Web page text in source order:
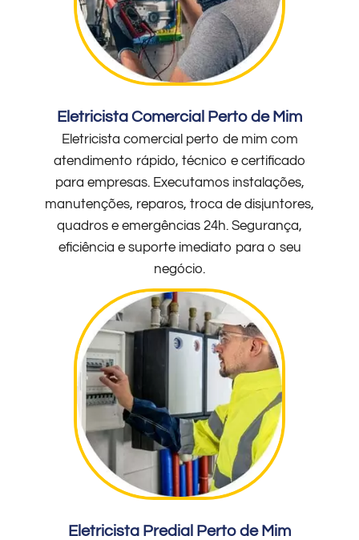
Eletricista Comercial Perto de Mim
Eletricista comercial perto de mim com
atendimento rápido, técnico e certificado
para empresas. Executamos instalações,
manutenções, reparos, troca de disjuntores,
quadros e emergências 24h. Segurança,
eficiência e suporte imediato para o seu
negócio.
Eletricista Predial Perto de Mim